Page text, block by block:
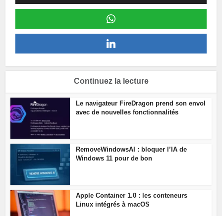
Continuez la lecture
Le navigateur FireDragon prend son envol
avec de nouvelles fonctionnalités
RemoveWindowsAI : bloquer l’IA de
Windows 11 pour de bon
Apple Container 1.0 : les conteneurs
Linux intégrés à macOS